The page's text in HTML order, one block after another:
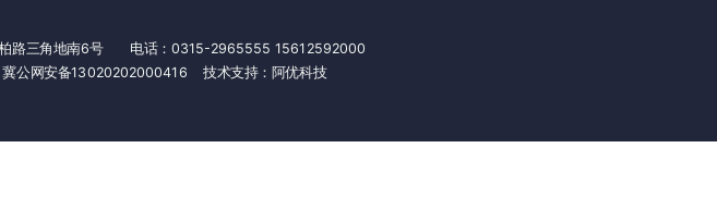
路三角地南6号 电话：0315-2965555 15612592000
冀公网安备13020202000416 技术支持： 阿优科技